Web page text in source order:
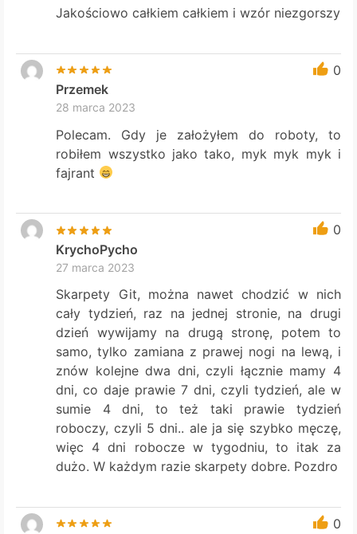
Jakościowo całkiem całkiem i wzór niezgorszy
0
Przemek
28 marca 2023
Polecam. Gdy je założyłem do roboty, to
robiłem wszystko jako tako, myk myk myk i
fajrant
0
KrychoPycho
27 marca 2023
Skarpety Git, można nawet chodzić w nich
cały tydzień, raz na jednej stronie, na drugi
dzień wywijamy na drugą stronę, potem to
samo, tylko zamiana z prawej nogi na lewą, i
znów kolejne dwa dni, czyli łącznie mamy 4
dni, co daje prawie 7 dni, czyli tydzień, ale w
sumie 4 dni, to też taki prawie tydzień
roboczy, czyli 5 dni.. ale ja się szybko męczę,
więc 4 dni robocze w tygodniu, to itak za
dużo. W każdym razie skarpety dobre. Pozdro
0